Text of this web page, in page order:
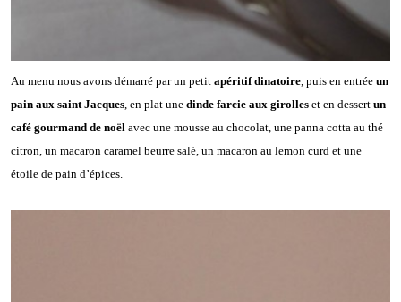
Au menu nous avons démarré par un petit apéritif dinatoire , puis en entrée un
pain aux saint Jacques , en plat une dinde farcie aux girolles et en dessert un
café gourmand de noël avec une mousse au chocolat, une panna cotta au thé
citron, un macaron caramel beurre salé, un macaron au lemon curd et une
étoile de pain d’épices.